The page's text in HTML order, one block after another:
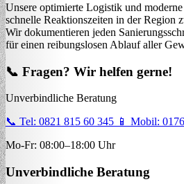
Unsere optimierte Logistik und
schnelle Reaktionszeiten in der Region
Wir dokumentieren jeden
für einen reibungslosen Ablauf aller
📞 Fragen? Wir helfen gerne!
Unverbindliche Beratung
📞 Tel: 0821 815 60 345 📱 Mobil:
Mo-Fr: 08:00–18:00 Uhr
Unverbindliche Beratung